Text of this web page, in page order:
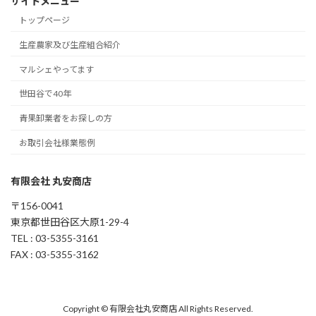
トップページ
生産農家及び生産組合紹介
マルシェやってます
世田谷で40年
青果卸業者をお探しの方
お取引会社様業態例
有限会社 丸安商店
〒156-0041
東京都世田谷区大原1-29-4
TEL : 03-5355-3161
FAX : 03-5355-3162
Copyright © 有限会社丸安商店 All Rights Reserved.